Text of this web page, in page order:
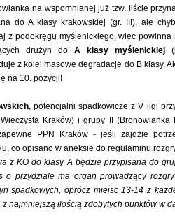
na wspomnianej już tzw. liście
do A klasy krakowskiej (gr. III), ale
z podokręgu myślenickiego, więc powinna
drużyn doA klasy myślenickiej
z kolei masowe degradacje do B klasy.
na 10. pozycji!
, potencjalni spadkowicze z V ligi
Wieczysta Kraków) i grupy II (Bronowianka
PPN Kraków - jeśli zajdzie
co opisano w aneksie do regulaminu
z KO do klasy A będzie przypisana do
o przydziale ma organ prowadzący
spadkowych, oprócz miejsc 13-14 z
najmniejszą ilością zdobytych punktów w